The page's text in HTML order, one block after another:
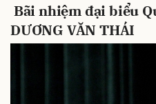
Bãi nhiệm đại biểu
DƯƠNG VĂN THÁI